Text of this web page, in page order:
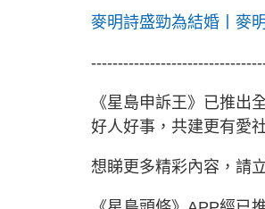
麥明詩盛勁為結婚丨麥
《星島申訴王》已推出
好人好事，共建更有愛
想睇更多精彩內容，請